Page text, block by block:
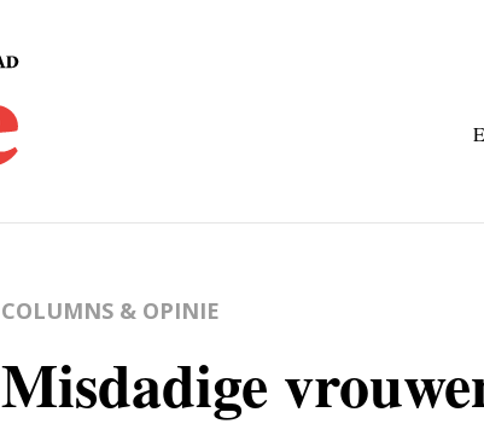
COLUMNS & OPINIE
Misdadige